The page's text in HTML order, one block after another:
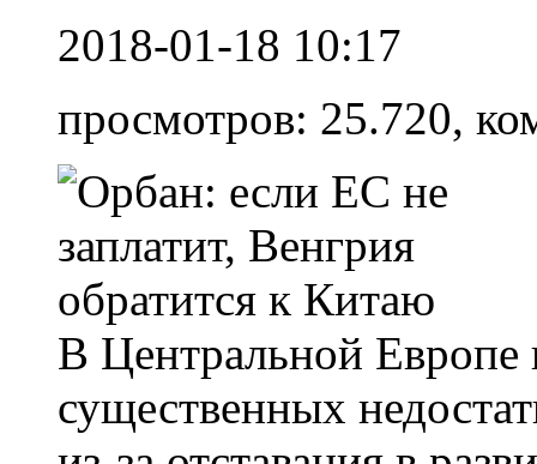
2018-01-18 10:17
просмотров: 25.720,
В Центральной Европе
существенных